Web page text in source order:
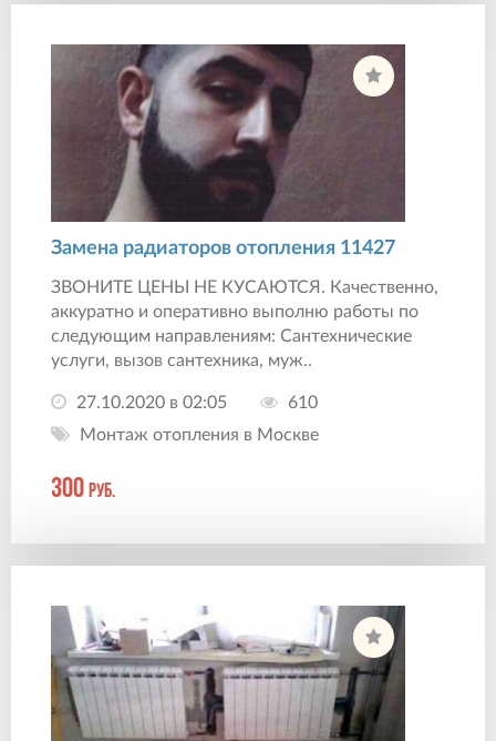
Замена радиаторов отопления 11427
ЗВОНИТЕ ЦЕНЫ НЕ КУСАЮТСЯ. Качественно,
аккуратно и оперативно выполню работы по
следующим направлениям: Сантехнические
услуги, вызов сантехника, муж..
27.10.2020 в 02:05
610
Монтаж отопления в Москве
300 руб.